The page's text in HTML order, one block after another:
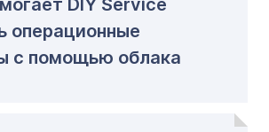
DIY Service
операционные
с помощью облака